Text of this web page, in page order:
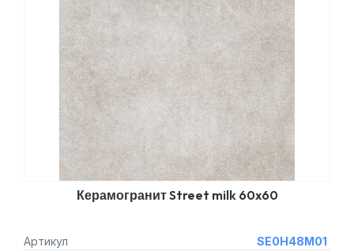
Керамогранит Street milk 60x60
Артикул
SE0H48M01